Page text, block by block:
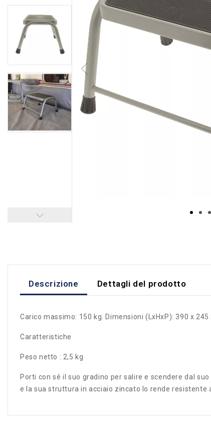
Descrizione Dettagli del prodotto
Carico massimo: 150 kg. Dimensioni (LxHxP): 390 x 245
Caratteristiche
Peso netto : 2,5 kg
Porti con sé il suo gradino per salire e scendere dal
e la sua struttura in acciaio zincato lo rende resistente